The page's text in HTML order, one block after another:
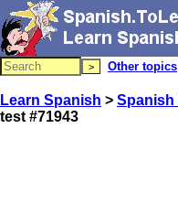
Other topics
Learn Spanish > Spanish
test #71943